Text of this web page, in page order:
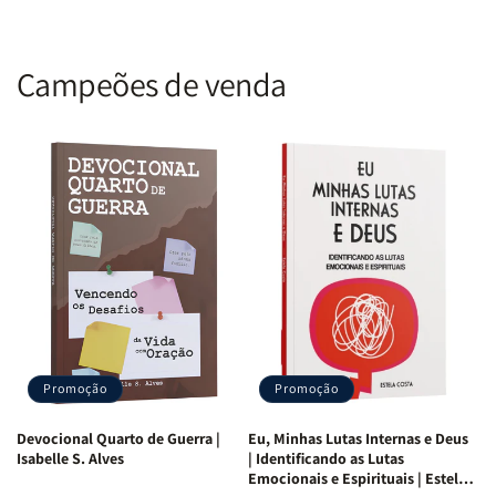
Campeões de venda
Promoção
Devocional Quarto de Guerra |
Isabelle S. Alves
Promoção
Eu, Minhas Lutas Internas e Deus
| Identificando as Lutas
Emocionais e Espirituais | Estela